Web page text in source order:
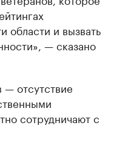
области и вызвать
— сказано
— отсутствие
сотрудничают с